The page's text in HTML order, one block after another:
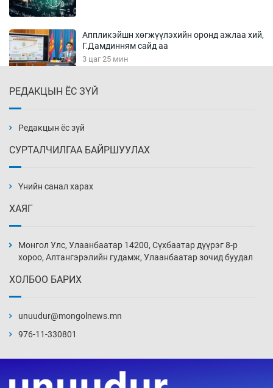
Аппликэйшн хөгжүүлэхийн оронд ажлаа хий,
Г.Дамдинням сайд аа
3 цаг 25 мин
3 цаг 55 мин
дарамтад оров
19 цаг 55 мин
20 цаг 25 мин
20 цаг 55 мин
РЕДАКЦЫН ЁС ЗҮЙ
Редакцын ёс зүй
СУРТАЛЧИЛГАА БАЙРШУУЛАХ
Үнийн санал харах
ХАЯГ
Монгол Улс, Улаанбаатар 14200, Сүхбаатар дүүрэг 8-р
хороо, Алтангэрэлийн гудамж, Улаанбаатар зочид буудал
ХОЛБОО БАРИХ
unuudur@mongolnews.mn
976-11-330801